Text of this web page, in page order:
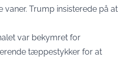
Trump insisterede på at
var bekymret for
tæppestykker for at